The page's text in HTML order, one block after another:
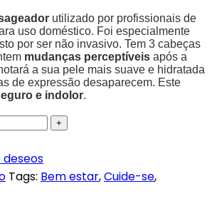
preço
atual
é:
utilizado por profissionais de
uso doméstico. Foi especialmente
por ser não invasivo. Tem 3 cabeças
mudanças perceptíveis após a
a sua pele mais suave e hidratada
de expressão desaparecem. Este
e indolor.
deseos
Tags: Bem estar,Cuide-se,